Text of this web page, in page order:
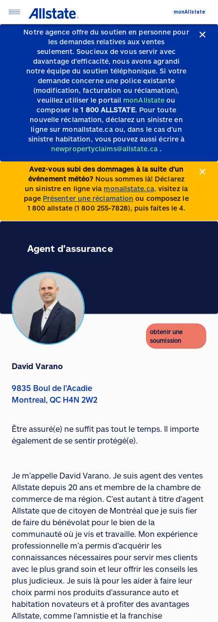
Notre agence offre du soutien en personne pour
les demandes relatives aux ventes
seulement.Soucieux de vous servir avec
davantage d’efficacité, nous avons agrandi
notre équipe du soutien téléphonique.Si votre
demande concerne une police existante
(modification, facturation ou réclamation),
veuillez utiliser le portail monAllstate ou
composer le1 800 ALLSTATE. Pour toute
nouvelle réclamation, déclarez un sinistre en
ligne sur monallstate.ca ou, dans le cas d’un
sinistre habitation, vous pouvez aussi écrire à
newpropertyclaims@allstate.ca .
Avez-vous subi des dommages à la suite d’un
événement météo? Nous sommes là! Déclarez
un sinistre en ligne via monallstate.ca, visitez la
page Présenter une réclamation ou composez le
1 800 allstate (1 800 255-7828), puis faites le 4.
monAllstate
Agent d'assurance
obtenir une
soumission
David Varano
9835 Boul de l'Acadie
Montreal, QC H4N 2W2
Être assuré(e) ne suffit pas tout le temps. Il importe
également de se sentir protégé(e).
Je m’appelle David Varano. Je suis agent des ventes
Allstate depuis 20 ans et membre de la chambre de
commerce de ma région. C’est autant à titre d’agent
Allstate que de citoyen de Montréal que je suis fier
de faire du bénévolat pour le bien de la
communauté où je vis et travaille. Mon expérience
professionnelle m’a permis d’acquérir les
connaissances nécessaires pour servir mes clients
avec le plus grand soin et leur offrir les conseils les
plus judicieux. Je suis là pour les aider à faire leur
choix parmi nos produits d’assurance auto et
habitation novateurs et à profiter des avantages
Allstate, comme l’amnistie et la franchise